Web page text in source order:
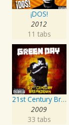
¡DOS!
2012
11 tabs
21st Century Breakdown
2009
33 tabs